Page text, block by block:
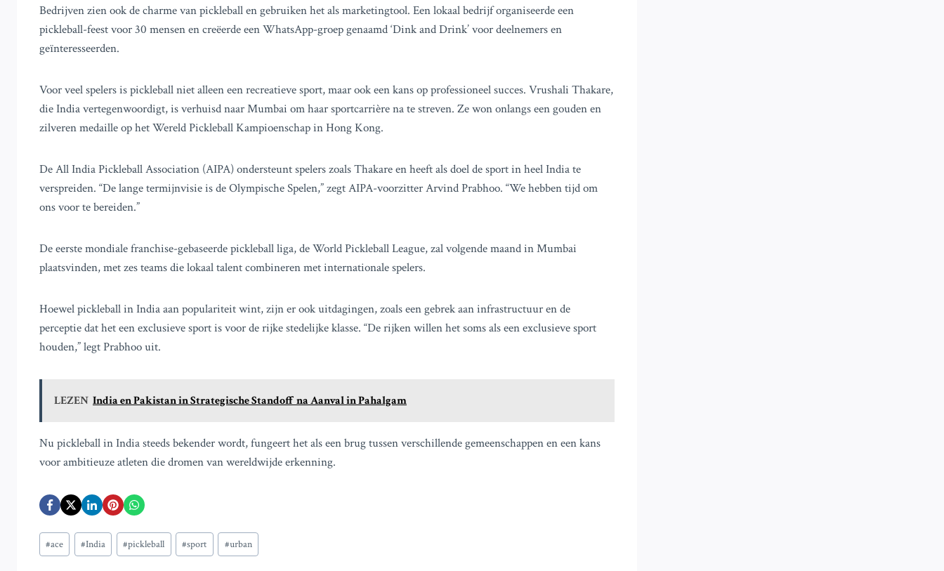
Bedrijven zien ook de charme van pickleball en gebruiken het als marketingtool. Een lokaal bedrijf organiseerde een
pickleball-feest voor 30 mensen en creëerde een WhatsApp-groep genaamd ‘Dink and Drink’ voor deelnemers en
geïnteresseerden.
Voor veel spelers is pickleball niet alleen een recreatieve sport, maar ook een kans op professioneel succes. Vrushali Thakare,
die India vertegenwoordigt, is verhuisd naar Mumbai om haar sportcarrière na te streven. Ze won onlangs een gouden en
zilveren medaille op het Wereld Pickleball Kampioenschap in Hong Kong.
De All India Pickleball Association (AIPA) ondersteunt spelers zoals Thakare en heeft als doel de sport in heel India te
verspreiden. “De lange termijnvisie is de Olympische Spelen,” zegt AIPA-voorzitter Arvind Prabhoo. “We hebben tijd om
ons voor te bereiden.”
De eerste mondiale franchise-gebaseerde pickleball liga, de World Pickleball League, zal volgende maand in Mumbai
plaatsvinden, met zes teams die lokaal talent combineren met internationale spelers.
Hoewel pickleball in India aan populariteit wint, zijn er ook uitdagingen, zoals een gebrek aan infrastructuur en de
perceptie dat het een exclusieve sport is voor de rijke stedelijke klasse. “De rijken willen het soms als een exclusieve sport
houden,” legt Prabhoo uit.
LEZEN India en Pakistan in Strategische Standoff na Aanval in Pahalgam
Nu pickleball in India steeds bekender wordt, fungeert het als een brug tussen verschillende gemeenschappen en een kans
voor ambitieuze atleten die dromen van wereldwijde erkenning.
Bericht
tags:
#ace #India #pickleball #sport #urban